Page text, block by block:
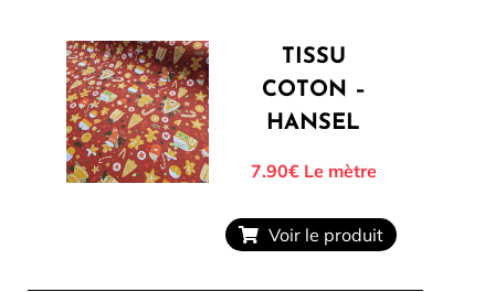
TISSU
COTON –
HANSEL
7.90€Le mètre
Voir le produit